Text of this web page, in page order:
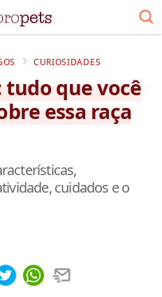
CURIOSIDADES
que você
essa raça
cuidados e o